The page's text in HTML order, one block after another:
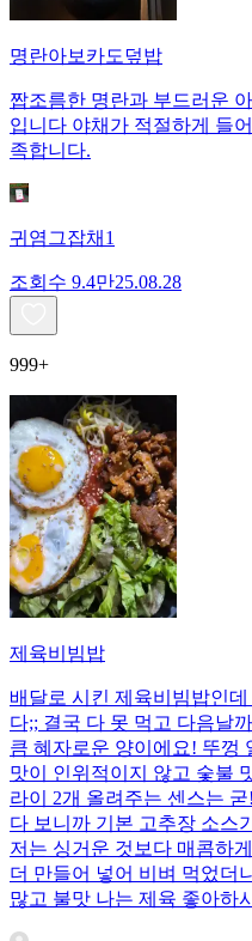
명란아보카도덮밥
짭조름한 명란과 부드러운
입니다 야채가 적절하게 들
족합니다.
귀염그잡채1
조회수 9.4만25.08.28
999+
제육비빔밥
배달로 시킨 제육비빔밥인
다;; 결국 다 못 먹고 다음날
큼 혜자로운 양이에요! 뚜껑
맛이 인위적이지 않고 숯불
라이 2개 올려주는 센스는
다 보니까 기본 고추장 소스
저는 싱거운 것보다 매콤하
더 만들어 넣어 비벼 먹었더
많고 불맛 나는 제육 좋아하